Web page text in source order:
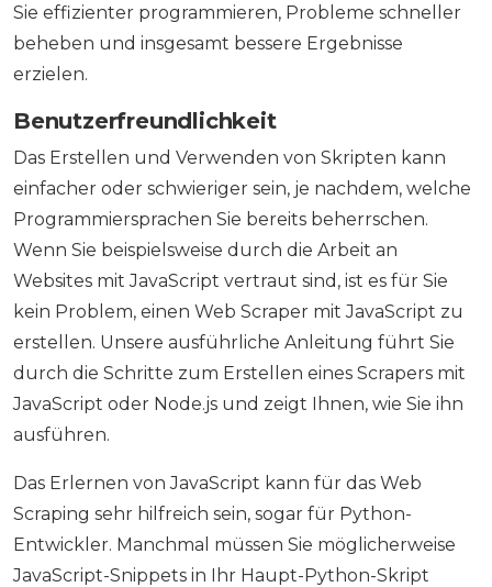
Sie effizienter programmieren, Probleme schneller
beheben und insgesamt bessere Ergebnisse
erzielen.
Benutzerfreundlichkeit
Das Erstellen und Verwenden von Skripten kann
einfacher oder schwieriger sein, je nachdem, welche
Programmiersprachen Sie bereits beherrschen.
Wenn Sie beispielsweise durch die Arbeit an
Websites mit JavaScript vertraut sind, ist es für Sie
kein Problem, einen Web Scraper mit JavaScript zu
erstellen. Unsere ausführliche Anleitung führt Sie
durch die Schritte zum Erstellen eines Scrapers mit
JavaScript oder Node.js und zeigt Ihnen, wie Sie ihn
ausführen.
Das Erlernen von JavaScript kann für das Web
Scraping sehr hilfreich sein, sogar für Python-
Entwickler. Manchmal müssen Sie möglicherweise
JavaScript-Snippets in Ihr Haupt-Python-Skript